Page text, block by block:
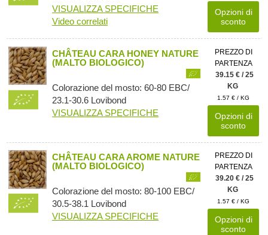
VISUALIZZA SPECIFICHE
Video correlati
Opzioni di
sconto
CHÂTEAU CARA HONEY NATURE
(MALTO BIOLOGICO)
Colorazione del mosto: 60-80 EBC/
23.1-30.6 Lovibond
VISUALIZZA SPECIFICHE
PREZZO DI
PARTENZA
39.15 € / 25
KG
1.57 € / KG
Opzioni di
sconto
CHÂTEAU CARA AROME NATURE
(MALTO BIOLOGICO)
Colorazione del mosto: 80-100 EBC/
30.5-38.1 Lovibond
VISUALIZZA SPECIFICHE
PREZZO DI
PARTENZA
39.20 € / 25
KG
1.57 € / KG
Opzioni di
sconto